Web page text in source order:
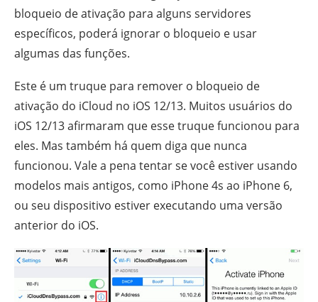
bloqueio de ativação para alguns servidores
específicos, poderá ignorar o bloqueio e usar
algumas das funções.
Este é um truque para remover o bloqueio de
ativação do iCloud no iOS 12/13. Muitos usuários do
iOS 12/13 afirmaram que esse truque funcionou para
eles. Mas também há quem diga que nunca
funcionou. Vale a pena tentar se você estiver usando
modelos mais antigos, como iPhone 4s ao iPhone 6,
ou seu dispositivo estiver executando uma versão
anterior do iOS.